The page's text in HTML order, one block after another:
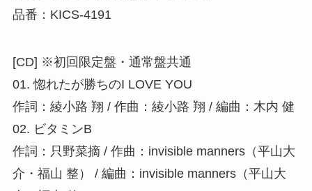
品番：KICS-4191
[CD] ※初回限定盤・通常盤共通
01. 惚れたが勝ちのI LOVE YOU
作詞：綾小路 翔 / 作曲：綾小路 翔 / 編曲：木内 健
02. ビタミンB
作詞：只野菜摘 / 作曲：invisible manners（平山大
介・福山 整） / 編曲：invisible manners（平山大